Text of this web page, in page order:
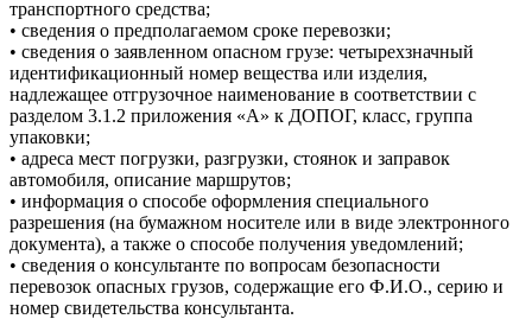
транспортного средства;
• сведения о предполагаемом сроке перевозки;
• сведения о заявленном опасном грузе: четырехзначный
идентификационный номер вещества или изделия,
надлежащее отгрузочное наименование в соответствии с
разделом 3.1.2 приложения «A» к ДОПОГ, класс, группа
упаковки;
• адреса мест погрузки, разгрузки, стоянок и заправок
автомобиля, описание маршрутов;
• информация о способе оформления специального
разрешения (на бумажном носителе или в виде электронного
документа), а также о способе получения уведомлений;
• сведения о консультанте по вопросам безопасности
перевозок опасных грузов, содержащие его Ф.И.О., серию и
номер свидетельства консультанта.